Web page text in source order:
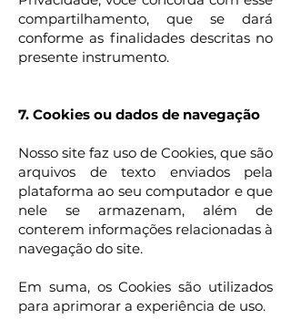
compartilhamento, que se dará
conforme as finalidades descritas no
presente instrumento.
7. Cookies ou dados de navegação
Nosso site faz uso de Cookies, que são
arquivos de texto enviados pela
plataforma ao seu computador e que
nele se armazenam, além de
conterem informações relacionadas à
navegação do site.
Em suma, os Cookies são utilizados
para aprimorar a experiência de uso.